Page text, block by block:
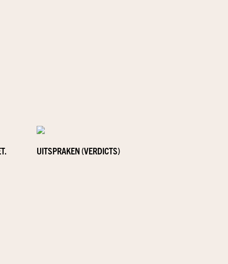
UITSPRAKEN (VERDICTS)